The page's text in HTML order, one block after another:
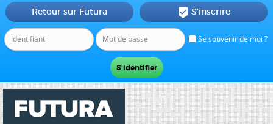
Se souvenir de moi ?
Retour sur Futura  S'inscrire